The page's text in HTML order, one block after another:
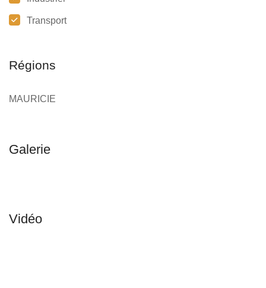
Transport
Régions
MAURICIE